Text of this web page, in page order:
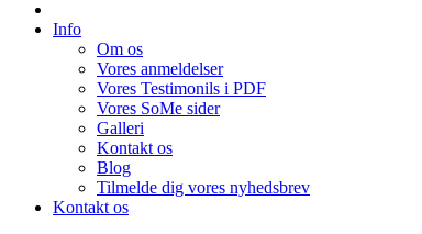
Info
Om os
Vores anmeldelser
Vores Testimonils i PDF
Vores SoMe sider
Galleri
Kontakt os
Blog
Tilmelde dig vores nyhedsbrev
Kontakt os